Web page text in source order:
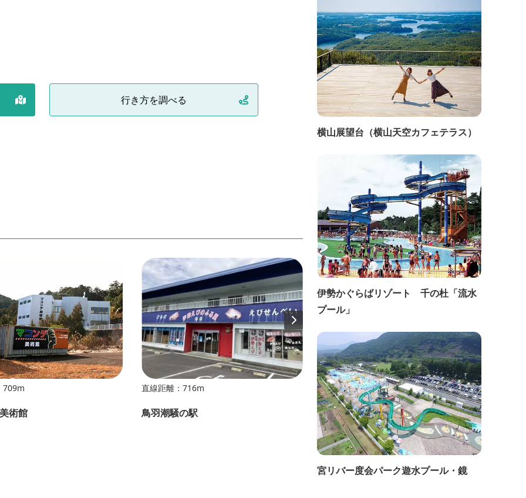
行き方を調べる
709m
術館
直線距離：716m
鳥羽潮騒の駅
直線距離：817m
ミジュマルのバス停（鳥羽小学校）
横山展望台（横山天空カフェテラス）
伊勢かぐらばリゾート 千の杜「流水
プール」
宮リバー度会パーク遊水プール・鏡